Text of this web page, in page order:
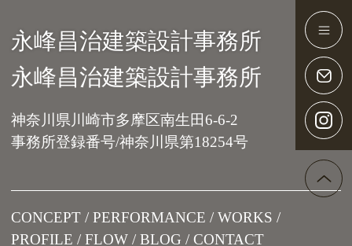
Main Navigation
永峰昌治建築設計事務所
永峰昌治建築設計事務所
神奈川県川崎市多摩区南生田6-6-2
事務所登録番号/神奈川県第18254号
CONCEPT PERFORMANCE
WORKS
PROFILE
FLOW BLOG CONTACT